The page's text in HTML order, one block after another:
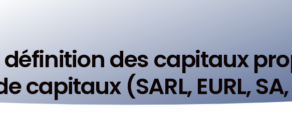
des capitaux
capitaux (SARL, EURL,